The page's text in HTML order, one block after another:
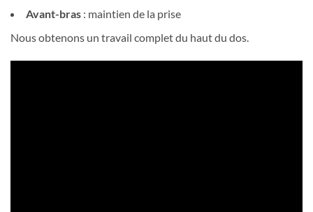
Avant-bras : maintien de la prise
Nous obtenons un travail complet du haut du dos.